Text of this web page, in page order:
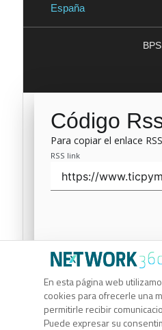
En esta página web
cookies para ofrecerle una
permitirle recibir
Puede expresar su
España
Código
Para copiar el enlace
RSS link
Código
Para copiar el enlace